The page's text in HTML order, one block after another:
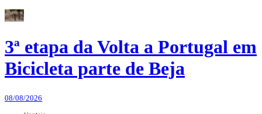
3ª etapa da Volta a Portugal em
Bicicleta parte de Beja
08/08/2026